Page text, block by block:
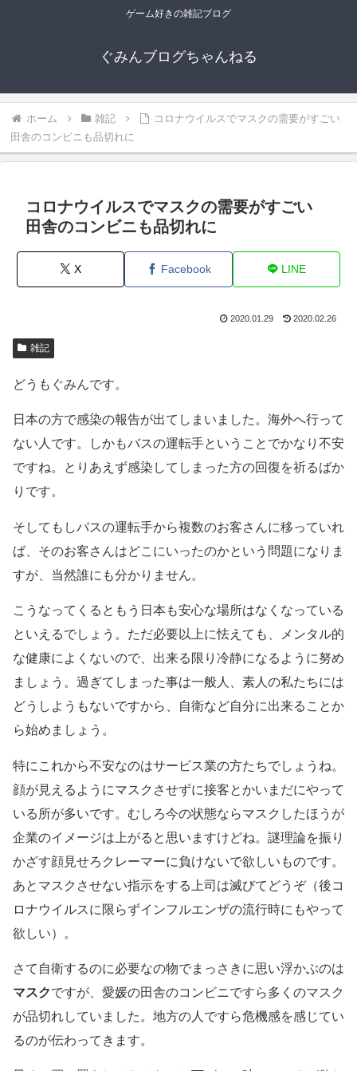
ゲーム好きの雑記ブログ
ぐみんブログちゃんねる
ホーム 雑記
コロナウイルスでマスクの需要がすごい
田舎のコンビニも品切れに
コロナウイルスでマスクの需要がすごい
田舎のコンビニも品切れに
X Facebook LINE
2020.01.29 2020.02.26
雑記
どうもぐみんです。
日本の方で感染の報告が出てしまいました。海外へ行って
ない人です。しかもバスの運転手ということでかなり不安
ですね。とりあえず感染してしまった方の回復を祈るばか
りです。
そしてもしバスの運転手から複数のお客さんに移っていれ
ば、そのお客さんはどこにいったのかという問題になりま
すが、当然誰にも分かりません。
こうなってくるともう日本も安心な場所はなくなっている
といえるでしょう。ただ必要以上に怯えても、メンタル的
な健康によくないので、出来る限り冷静になるように努め
ましょう。過ぎてしまった事は一般人、素人の私たちには
どうしようもないですから、自衛など自分に出来ることか
ら始めましょう。
特にこれから不安なのはサービス業の方たちでしょうね。
顔が見えるようにマスクさせずに接客とかいまだにやって
いる所が多いです。むしろ今の状態ならマスクしたほうが
企業のイメージは上がると思いますけどね。謎理論を振り
かざす顔見せろクレーマーに負けないで欲しいものです。
あとマスクさせない指示をする上司は滅びてどうぞ（後コ
ロナウイルスに限らずインフルエンザの流行時にもやって
欲しい）。
さて自衛するのに必要なの物でまっさきに思い浮かぶのは
マスクですが、愛媛の田舎のコンビニですら多くのマスク
が品切れしていました。地方の人ですら危機感を感じてい
るのが伝わってきます。